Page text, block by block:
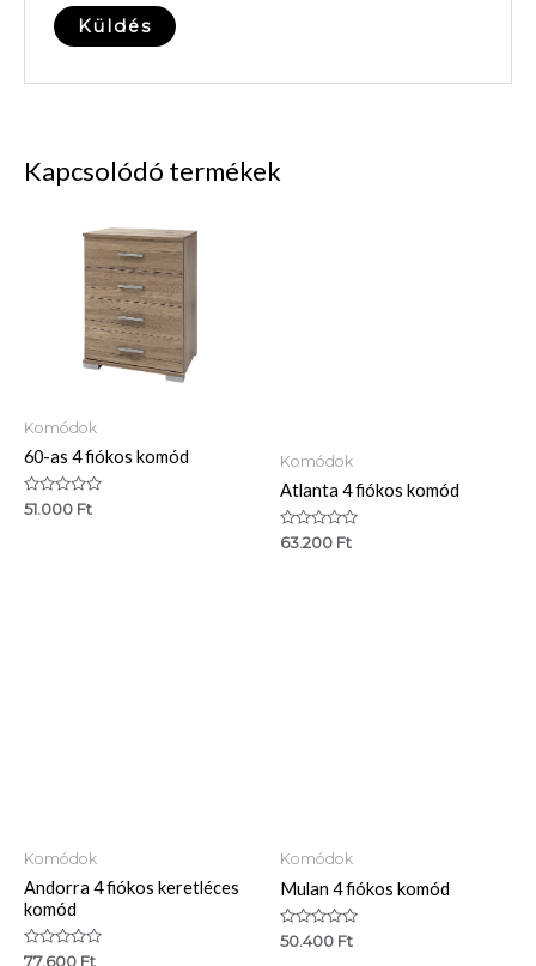
Kapcsolódó termékek
Komódok
60-as 4 fiókos komód
Értékelés:
51.000 Ft
Komódok
Atlanta 4 fiókos komód
Értékelés:
0
63.200 Ft
Komódok
Andorra 4 fiókos keretléces
komód
Értékelés:
77.600 Ft
Komódok
Mulan 4 fiókos komód
Értékelés:
0
50.400 Ft